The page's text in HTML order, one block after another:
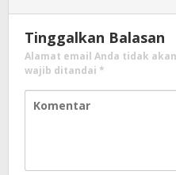
Tinggalkan Balasan
Alamat email Anda tidak
wajib ditandai *